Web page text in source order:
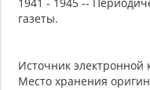
газеты.
Источник
Место хранения